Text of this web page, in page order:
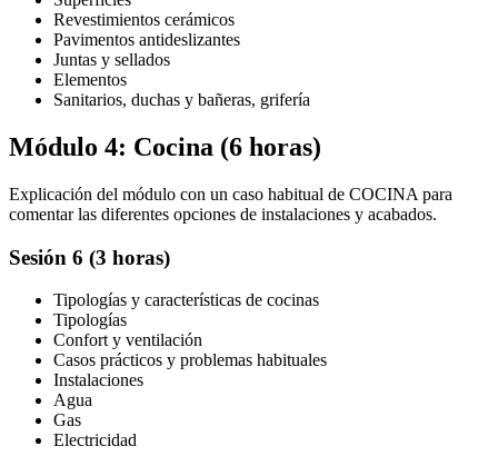
Revestimientos cerámicos
Pavimentos antideslizantes
Juntas y sellados
Elementos
Sanitarios, duchas y bañeras, grifería
Módulo 4: Cocina (6 horas)
Explicación del módulo con un caso habitual de COCINA para
comentar las diferentes opciones de instalaciones y acabados.
Sesión 6 (3 horas)
Tipologías y características de cocinas
Tipologías
Confort y ventilación
Casos prácticos y problemas habituales
Instalaciones
Agua
Gas
Electricidad